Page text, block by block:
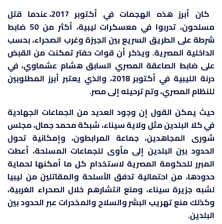
كان أبرز هذه الهجمات في أكتوبر 2017، عندما قتل
مسلحون، تدربوا في معسكرات ليبية، أكثر من 50 ضابط
شرطة على الطريق السريع بين الجيزة وغرب الصحراء، بحسب
الداخلية المصرية. ويذكر أن قوات حفتر تمكنت من القبض
على ضابط الصاعقة المصري السابق هشام عشماوي، في
درنة الليبية في أكتوبر 2018، والذي يعتبر أبرز المطلوبين
للنظام المصري، وتم ترحيله إلى مصر.
حيث يمكن القول إن وجود العديد من الجماعات الجهادية
في كلا البلدين مثل ولاية سيناء، شبكة محمد جمال، مجلس
شورى المجاهدين، جماعة المرابطون، وإمكانية تحول
الحدود بين البلدين إلى مأوى للجماعات المسلحة، أعطت
المبرر للحكومة المصرية لاستخدام كل ما أمكنها لحماية
حدودها، من احتمالية تدفق الأسلحة والمقاتلين من ليبيا
لشبه جزيرة سيناء، ومنع انتشارهم خلال الصحراء الغربية،
وكذلك منع تهريب البشر والسلاح والمخدرات عبر الحدود بين
البلدين.